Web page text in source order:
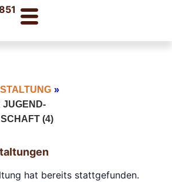
»
JUGEND-
(4)
hat bereits stattgefunden.